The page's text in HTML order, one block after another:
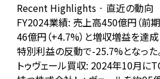
Recent Highlights · 直近の動向
FY2024業績: 売上高450億円（前
46億円（+4.7%）と増収増益を達
特別利益の反動で-25.7%となった
トゥヴェール買収: 2024年10月に